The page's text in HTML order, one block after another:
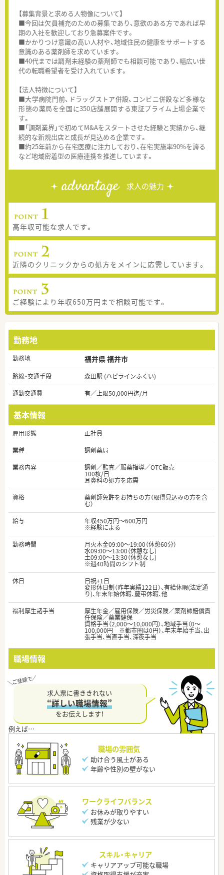
【募集背景と求める人物像について】
■今回は欠員補充のための募集であり、意欲のある方であれば早
期の入社を歓迎しており急募案件です。
■かかりつけ意識の高い人材や、地域住民の健康をサポートする
意識のある薬剤師を求めています。
■40代までは調剤未経験の薬剤師でも相談可能であり、幅広い世
代の転職希望者を受け入れています。
【法人特徴について】
■大学病院門前、ドラッグストア併設、コンビニ併設など多様な
形態の薬局を全国に350店舗展開する東証プライム上場企業で
す。
■「調剤業界」で初めてM&Aをスタートさせた経験と実績から、継
続的な新規出店と成長が見込める企業です。
■約25年前から在宅医療に注力しており、在宅実施率90%を誇る
など地域密着型の医療連携を推進しています。
advantage 求人の魅力
高年収可能な求人です。
近隣のクリニックからの処方をメインに応需しています。
ご経験により年収650万円まで相談可能です。
勤務地
勤務地 福井県 福井市
路線・交通手段
森田駅 (ハピラインふくい)
通勤交通費
有／上限50,000円迄/月
基本情報
雇用形態
正社員
業種
調剤薬局
業務内容
調剤／監査／服薬指導／OTC販売
100枚/日
耳鼻科の処方を応需
資格
薬剤師免許をお持ちの方（取得見込みの方を含
む）
給与
年収450万円～600万円
※経験による
勤務時間
月火木金09:00～19:00（休憩60分）
水09:00～13:00（休憩なし)
土09:00～13:30（休憩なし)
※週40時間のシフト制
休日
日祝+1日
変形休日制（昨年実績122日）、有給休暇(法定通
り)、年末年始休暇、慶弔休暇、他
福利厚生諸手当
厚生年金／雇用保険／労災保険／薬剤師賠償責
任保険／薬業健保
資格手当（2,000～10,000円）、地域手当（0～
100,000円 ※都市圏は0円）、年末年始手当、出
張手当、当直手当、深夜手当
職場情報
求人票に書ききれない
“詳しい職場情報”
をお伝えします！
職場の雰囲気
助け合う風土がある
年齢や性別の壁がない
ワークライフバランス
お休みが取りやすい
残業が少ない
スキル・キャリア
キャリアアップ可能な職場